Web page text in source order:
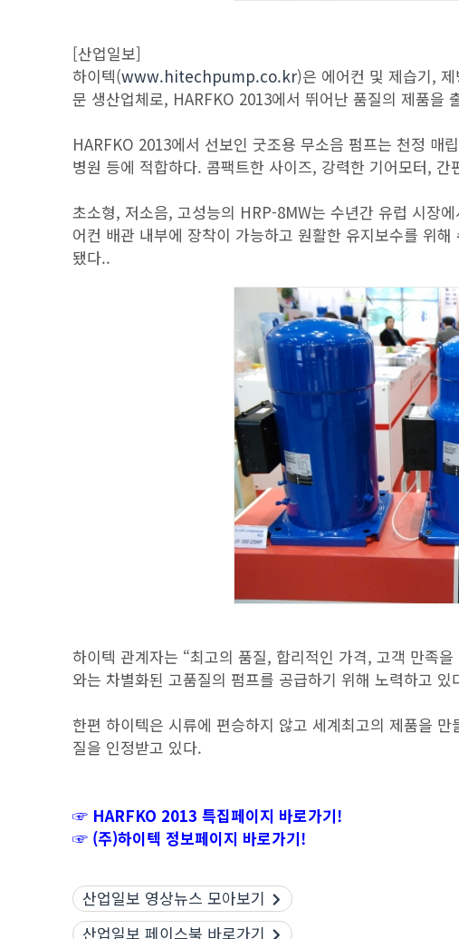
[산업일보]
하이텍(www.hitechpump.co.kr)은 에어컨 및 제습기,
문 생산업체로, HARFKO 2013에서 뛰어난 품질의 제품을
HARFKO 2013에서 선보인 굿조용 무소음 펌프는 천정 매
병원 등에 적합하다. 콤팩트한 사이즈, 강력한 기어모터,
초소형, 저소음, 고성능의 HRP-8MW는 수년간 유럽 시장
어컨 배관 내부에 장착이 가능하고 원활한 유지보수를 위
됐다..
하이텍 관계자는 “최고의 품질, 합리적인 가격, 고객 만족
와는 차별화된 고품질의 펌프를 공급하기 위해 노력하고 있
한편 하이텍은 시류에 편승하지 않고 세계최고의 제품을
질을 인정받고 있다.
☞ HARFKO 2013 특집페이지 바로가기!
☞ (주)하이텍 정보페이지 바로가기!
산업일보 영상뉴스 모아보기
산업일보 페이스북 바로가기